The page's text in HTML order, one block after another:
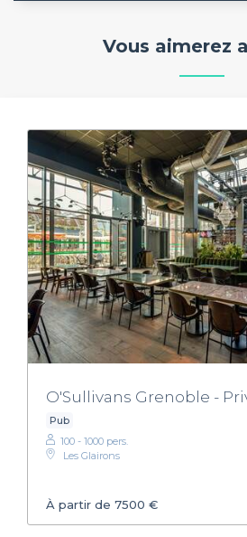
Vous aimerez
O'Sullivans Grenoble -
Pub
100 - 1000 pers.
Les Glairons
À partir de 7500 €